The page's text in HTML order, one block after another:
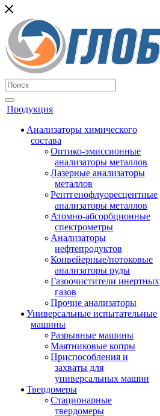
Продукция
Анализаторы химического
состава
Оптико-эмиссионные
анализаторы металлов
Лазерные анализаторы
металлов
Рентгенофлуоресцентные
анализаторы металлов
Атомно-абсорбционные
спектрометры
Анализаторы
нефтепродуктов
Конвейерные/потоковые
анализаторы руды
Газоочистители инертных
газов
Прочие анализаторы
Универсальные испытательные
машины
Разрывные машины
Маятниковые копры
Приспособления и
захваты для
универсальных машин
Твердомеры
Стационарные
твердомеры